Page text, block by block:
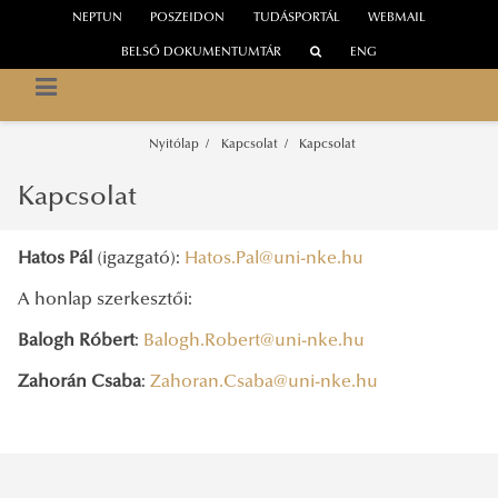
WEBMAIL
NEPTUN POSZEIDON TUDÁSPORTÁL
BELSŐ DOKUMENTUMTÁR ENG
Nyitólap Kapcsolat Kapcsolat
Kapcsolat
Hatos Pál (igazgató): Hatos.Pal@uni-nke.hu
A honlap szerkesztői:
Balogh Róbert: Balogh.Robert@uni-nke.hu
Zahorán Csaba: Zahoran.Csaba@uni-nke.hu